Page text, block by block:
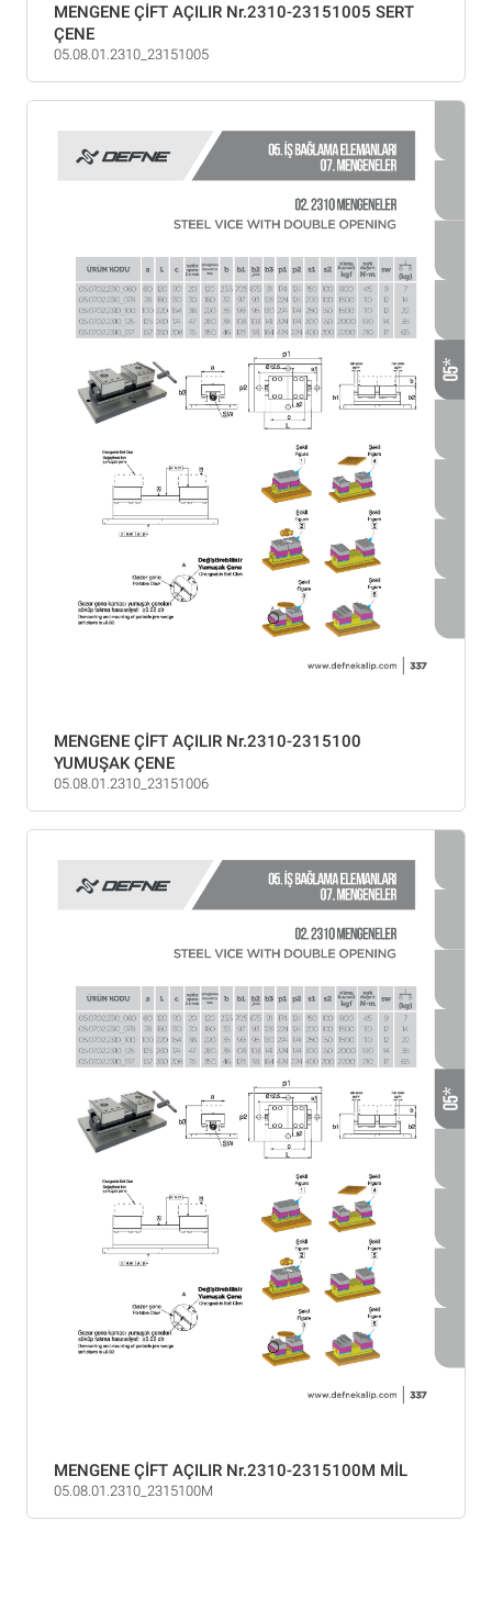
MENGENE ÇİFT AÇILIR Nr.2310-23151005 SERT
ÇENE
05.08.01.2310_23151005
MENGENE ÇİFT AÇILIR Nr.2310-2315100
YUMUŞAK ÇENE
05.08.01.2310_23151006
MENGENE ÇİFT AÇILIR Nr.2310-2315100M MİL
05.08.01.2310_2315100M